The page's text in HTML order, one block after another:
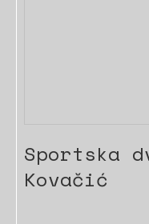
Sportska
Kovačić